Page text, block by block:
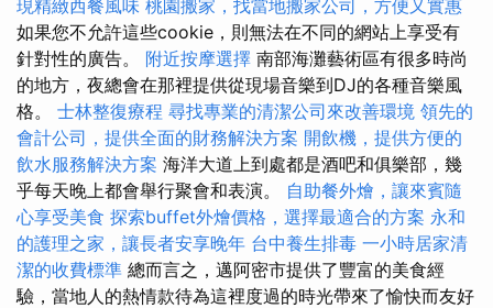
現精緻西餐風味 桃園搬家，找當地搬家公司，方便又實惠
如果您不允許這些cookie，則無法在不同的網站上享受有
針對性的廣告。 附近按摩選擇 南部海灘藝術區有很多時尚
的地方，夜總會在那裡提供從現場音樂到DJ的各種音樂風
格。 士林整復療程 尋找專業的清潔公司來改善環境 領先的
會計公司，提供全面的財務解決方案 開飲機，提供方便的
飲水服務解決方案 海洋大道上到處都是酒吧和俱樂部，幾
乎每天晚上都會舉行聚會和表演。 自助餐外燴，讓來賓隨
心享受美食 探索buffet外燴價格，選擇最適合的方案 永和
的護理之家，讓長者安享晚年 台中養生排毒 一小時居家清
潔的收費標準 總而言之，邁阿密市提供了豐富的美食經
驗，當地人的熱情款待為這裡度過的時光帶來了愉快而友好